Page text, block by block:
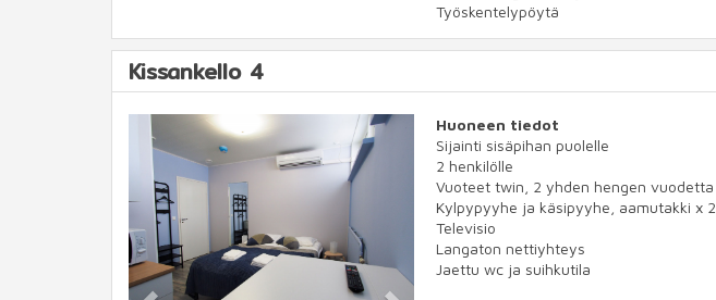
Työskentelypöytä
Kissankello 4
Previous NextHuoneen tiedot
Sijainti sisäpihan puolelle
2 henkilölle
Vuoteet twin, 2 yhden hengen vuodetta
Kylpypyyhe ja käsipyyhe, aamutakki x 2
Televisio
Langaton nettiyhteys
Jaettu wc ja suihkutila